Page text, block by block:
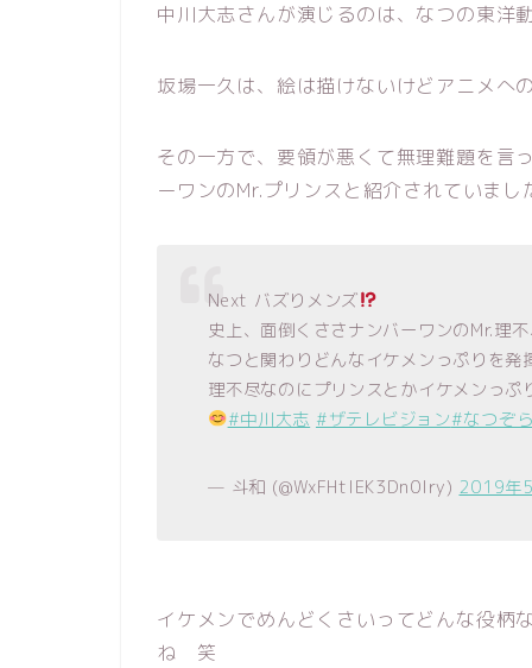
中川大志さんが演じるのは、なつの東洋
坂場一久は、絵は描けないけどアニメへ
その一方で、要領が悪くて無理難題を言
ーワンのMr.プリンスと紹介されていまし
Next バズりメンズ
史上、面倒くささナンバーワンのMr.理
なつと関わりどんなイケメンっぷりを
理不尽なのにプリンスとかイケメンっ
#中川大志 #ザテレビジョン#なつぞ
— 斗和 (@WxFHtIEK3Dn0lry) 2019年
イケメンでめんどくさいってどんな役柄
ね 笑